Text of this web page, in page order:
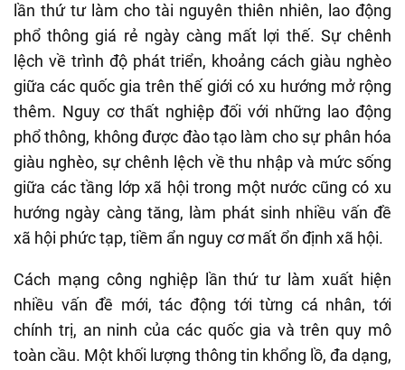
lần thứ tư làm cho tài nguyên thiên nhiên, lao động
phổ thông giá rẻ ngày càng mất lợi thế. Sự chênh
lệch về trình độ phát triển, khoảng cách giàu nghèo
giữa các quốc gia trên thế giới có xu hướng mở rộng
thêm. Nguy cơ thất nghiệp đối với những lao động
phổ thông, không được đào tạo làm cho sự phân hóa
giàu nghèo, sự chênh lệch về thu nhập và mức sống
giữa các tầng lớp xã hội trong một nước cũng có xu
hướng ngày càng tăng, làm phát sinh nhiều vấn đề
xã hội phức tạp, tiềm ẩn nguy cơ mất ổn định xã hội.
Cách mạng công nghiệp lần thứ tư làm xuất hiện
nhiều vấn đề mới, tác động tới từng cá nhân, tới
chính trị, an ninh của các quốc gia và trên quy mô
toàn cầu. Một khối lượng thông tin khổng lồ, đa dạng,